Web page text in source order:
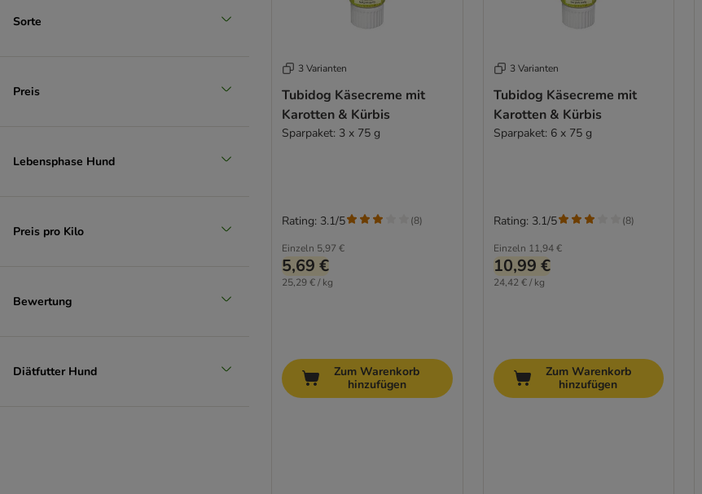
Sorte
Preis
Lebensphase Hund
Preis pro Kilo
Bewertung
Diätfutter Hund
3 Varianten
Tubidog Käsecreme mit
Karotten & Kürbis
Sparpaket: 3 x 75 g
Einzeln 5,97 €
5,69 €
25,29 € / kg
Rating: 3.1/5 (8)
Zum Warenkorb
hinzufügen
3 Varianten
Tubidog Käsecreme mit
Karotten & Kürbis
Sparpaket: 6 x 75 g
Einzeln 11,94 €
10,99 €
24,42 € / kg
Rating: 3.1/5 (8)
Zum Warenkorb
hinzufügen